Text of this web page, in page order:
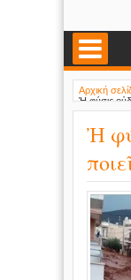
Αρχική
Ἠ φύσις
Ἠ